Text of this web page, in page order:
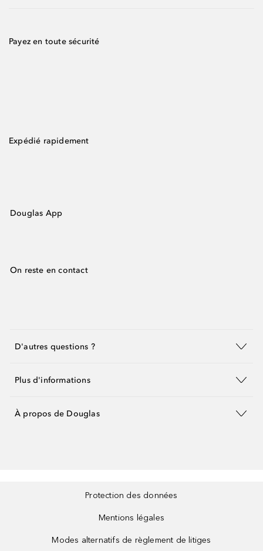
Payez en toute sécurité
Expédié rapidement
Douglas App
On reste en contact
D'autres questions ?
Plus d'informations
À propos de Douglas
Protection des données
Mentions légales
Modes alternatifs de règlement de litiges